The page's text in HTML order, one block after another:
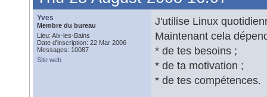
Yves
Membre du bureau
Lieu: Aix-les-Bains
Date d'inscription: 22 Mar 2006
Messages: 10087
Site web
J'utilise Linux
Maintenant cela
* de tes besoins ;
* de ta motivation ;
* de tes compétences.